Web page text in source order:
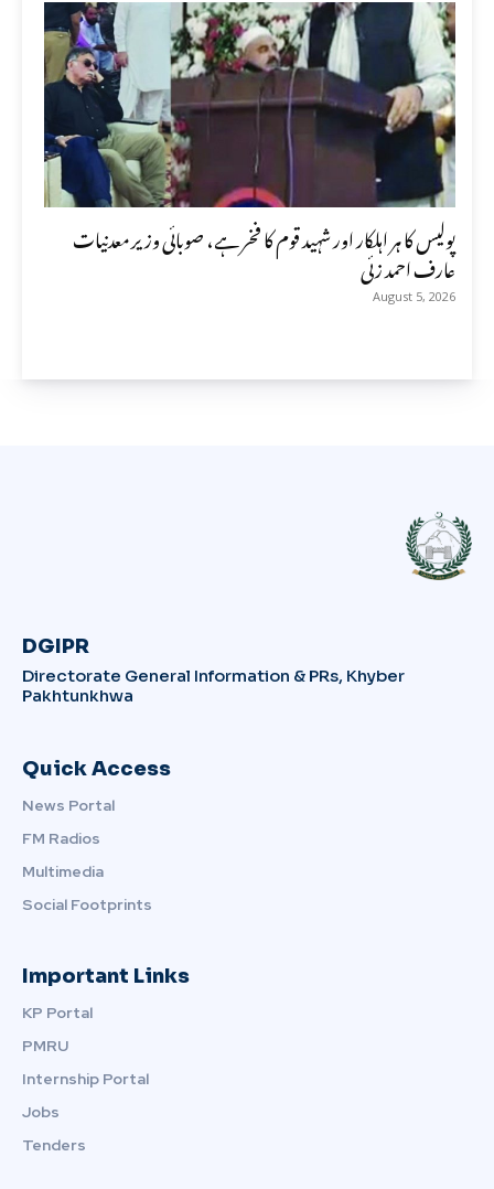
پولیس کا ہر اہلکار اور شہید قوم کا فخر ہے، صوبائی وزیر معدنیات
عارف احمد زئی
August 5, 2026
DGIPR
Directorate General Information & PRs, Khyber
Pakhtunkhwa
Quick Access
News Portal
FM Radios
Multimedia
Social Footprints
Important Links
KP Portal
PMRU
Internship Portal
Jobs
Tenders